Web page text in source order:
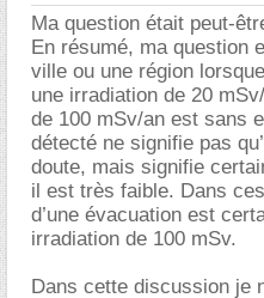
Ma question était peut-
En résumé, ma question
ville ou une région
une irradiation de 20
de 100 mSv/an est sans
détecté ne signifie pas
doute, mais signifie
il est très faible. Dans
d’une évacuation est
irradiation de 100 mSv.
Dans cette discussion je